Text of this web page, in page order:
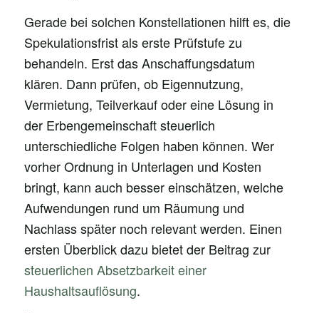
Gerade bei solchen Konstellationen hilft es, die
Spekulationsfrist als erste Prüfstufe zu
behandeln. Erst das Anschaffungsdatum
klären. Dann prüfen, ob Eigennutzung,
Vermietung, Teilverkauf oder eine Lösung in
der Erbengemeinschaft steuerlich
unterschiedliche Folgen haben können. Wer
vorher Ordnung in Unterlagen und Kosten
bringt, kann auch besser einschätzen, welche
Aufwendungen rund um Räumung und
Nachlass später noch relevant werden. Einen
ersten Überblick dazu bietet der Beitrag zur
steuerlichen Absetzbarkeit einer
Haushaltsauflösung.